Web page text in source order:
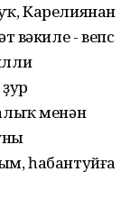
Карелиянан
вәкиле - вепс
менән
һабантуйға